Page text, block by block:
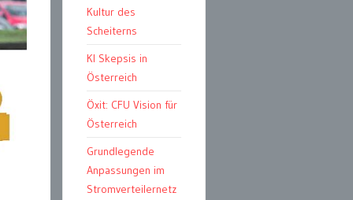
Kultur des
Scheiterns
KI Skepsis in
Österreich
Öxit: CFU Vision für
Österreich
Grundlegende
Anpassungen im
Stromverteilernetz